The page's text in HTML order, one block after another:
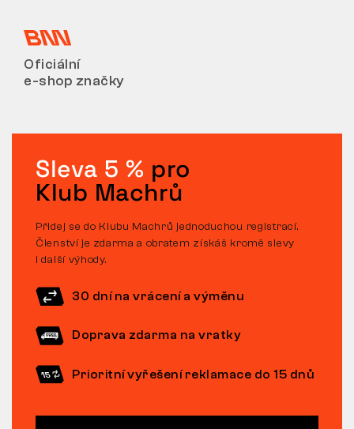
Oficiální
e-shop značky
Sleva 5 % pro
Klub Machrů
Přidej se do Klubu Machrů jednoduchou registrací.
Členství je zdarma a obratem získáš kromě slevy
i další výhody.
30 dní na vrácení a výměnu
Doprava zdarma na vratky
Prioritní vyřešení reklamace do 15 dnů